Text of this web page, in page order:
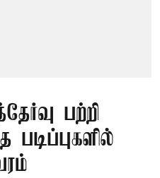
பற்றி
படிப்புகளில்